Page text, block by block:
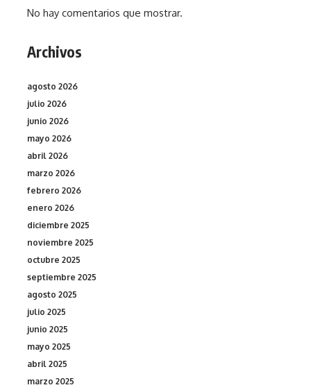
No hay comentarios que mostrar.
Archivos
agosto 2026
julio 2026
junio 2026
mayo 2026
abril 2026
marzo 2026
febrero 2026
enero 2026
diciembre 2025
noviembre 2025
octubre 2025
septiembre 2025
agosto 2025
julio 2025
junio 2025
mayo 2025
abril 2025
marzo 2025